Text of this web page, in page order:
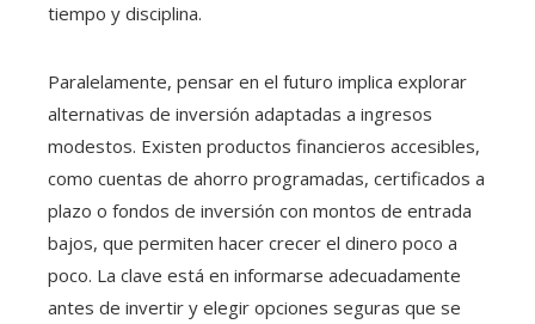
tiempo y disciplina.
Paralelamente, pensar en el futuro implica explorar
alternativas de inversión adaptadas a ingresos
modestos. Existen productos financieros accesibles,
como cuentas de ahorro programadas, certificados a
plazo o fondos de inversión con montos de entrada
bajos, que permiten hacer crecer el dinero poco a
poco. La clave está en informarse adecuadamente
antes de invertir y elegir opciones seguras que se